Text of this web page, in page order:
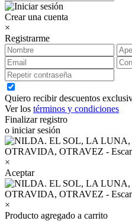
Crear una cuenta
×
Registrarme
Quiero recibir descuentos
Ver los términos y condiciones
Finalizar registro
o iniciar sesión
×
Aceptar
×
Producto agregado a carrito